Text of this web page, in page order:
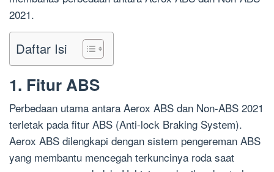
2021.
Daftar Isi
1. Fitur ABS
Perbedaan utama antara Aerox ABS dan Non-ABS 2021
terletak pada fitur ABS (Anti-lock Braking System).
Aerox ABS dilengkapi dengan sistem pengereman ABS
yang membantu mencegah terkuncinya roda saat